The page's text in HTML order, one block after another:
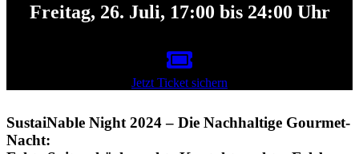
Freitag, 26. Juli, 17:00 bis 24:00 Uhr
Jetzt Ti­cket si­chern
SustaiNable Night 2024 – Die Nachhaltige Gourmet-
Nacht: